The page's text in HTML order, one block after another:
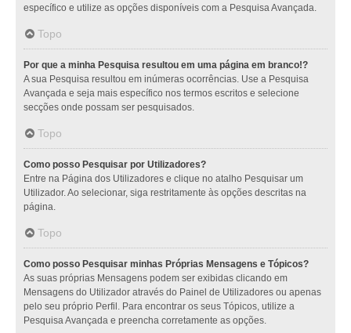
específico e utilize as opções disponíveis com a Pesquisa Avançada.
Topo
Por que a minha Pesquisa resultou em uma página em branco!?
A sua Pesquisa resultou em inúmeras ocorrências. Use a Pesquisa
Avançada e seja mais específico nos termos escritos e selecione
secções onde possam ser pesquisados.
Topo
Como posso Pesquisar por Utilizadores?
Entre na Página dos Utilizadores e clique no atalho Pesquisar um
Utilizador. Ao selecionar, siga restritamente às opções descritas na
página.
Topo
Como posso Pesquisar minhas Próprias Mensagens e Tópicos?
As suas próprias Mensagens podem ser exibidas clicando em
Mensagens do Utilizador através do Painel de Utilizadores ou apenas
pelo seu próprio Perfil. Para encontrar os seus Tópicos, utilize a
Pesquisa Avançada e preencha corretamente as opções.